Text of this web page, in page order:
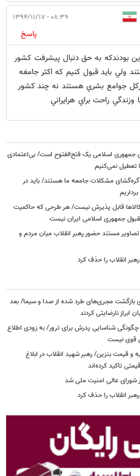
۰۸:۳۹ - ۱۳۹۴/۱۱/۱۷
پاسخ
بودندكه به حق دنبال پيشرفت كشور
ولي بايد قبول كنيم كه اكثر جامغه
جوامع بشري هستند نه چند كشور
وزندگي راحت براي هرايراني
جمهوری اسلامی یک فتح‌الفتوح است/ بی‌اعتمادی
تعطیل نمی‌کنیم
مشکلات جامعه ما هستند/ باید در
قابل پذیرش نیست/ هر طرحی که حاکمیت
جمهوری اسلامی ایران نیست
مستند حضور رهبر انقلاب میان مردم و
انقلاب را حذف کرد
بازگشت مجری‌های طرد شده از صدا و سیما/ بعد
چگونگی شناسایی پدرش برای ترور/ به زودی اطلاع
قوی نیست
قیمت بنزین/ رهبر شهید انقلاب در ابلاغ
تاکید کرده‌اند
شورای عالی امنیت ملی شد
انقلاب را حذف کرد